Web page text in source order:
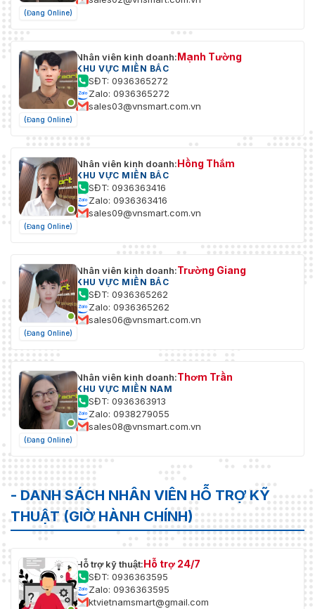
KC (KN 32: 2015, KN 35: 2015)
UL (UL 60950-1);
CB (IEC 60950-1:2005 + Am
1:2009 + Am 2:2013, IEC 62368-
1:2014);
BIS (IS 13252(Part
1):2010+A1:2013+A2:2015)
CE-RoHS (2011/65/EU);
Bảo vệ IP67 (IEC 60529-2013)
(Đang Online)
(Đang Online)
Nhân viên kinh doanh:Mạnh Tường
KHU VỰC MIỀN BẮC
SĐT: 0936365272
Zalo: 0936365272
sales03@vnsmart.com.vn
(Đang Online)
Nhân viên kinh doanh:Hồng Thắm
KHU VỰC MIỀN BẮC
SĐT: 0936363416
Zalo: 0936363416
sales09@vnsmart.com.vn
(Đang Online)
Nhân viên kinh doanh:Trường Giang
KHU VỰC MIỀN BẮC
SĐT: 0936365262
Zalo: 0936365262
sales06@vnsmart.com.vn
(Đang Online)
Nhân viên kinh doanh:Thơm Trần
KHU VỰC MIỀN NAM
SĐT: 0936363913
Zalo: 0938279055
sales08@vnsmart.com.vn
- DANH SÁCH NHÂN VIÊN HỖ TRỢ KỸ
THUẬT (GIỜ HÀNH CHÍNH)
Hỗ trợ kỹ thuật:Hỗ trợ 24/7
SĐT: 0936363595
Zalo: 0936363595
ktvietnamsmart@gmail.com